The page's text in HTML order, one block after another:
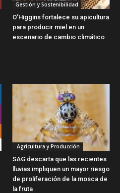
Gestión y Sostenibilidad
O’Higgins fortalece su apicultura
para producir miel en un
escenario de cambio climático
Agricultura y Producción
SAG descarta que las recientes
lluvias impliquen un mayor riesgo
de proliferación de la mosca de
la fruta